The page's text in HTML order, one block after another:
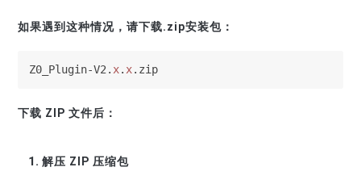
如果遇到这种情况，请下载.zip安装包：
Z0_Plugin-V2. x. x.zip
下载 ZIP 文件后：
解压 ZIP 压缩包